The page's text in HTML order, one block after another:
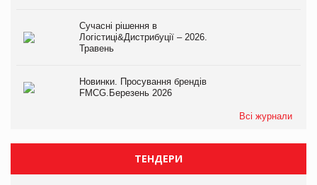
Сучасні рішення в
Логістиці&Дистрибуції – 2026.
Травень
Новинки. Просування брендів
FMCG.Березень 2026
Всі журнали
ТЕНДЕРИ